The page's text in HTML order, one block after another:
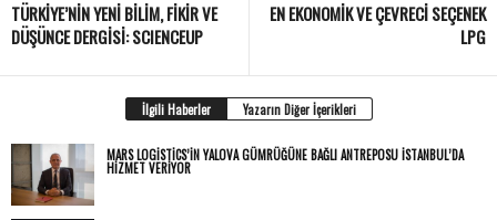
TÜRKIYE’NIN YENI BILIM, FIKIR VE
DÜŞÜNCE DERGISI: SCIENCEUP
EN EKONOMİK VE ÇEVRECİ SEÇENEK
LPG
İlgili Haberler Yazarın Diğer İçerikleri
MARS LOGISTICS’IN YALOVA GÜMRÜĞÜNE BAĞLI ANTREPOSU İSTANBUL’DA
HIZMET VERIYOR